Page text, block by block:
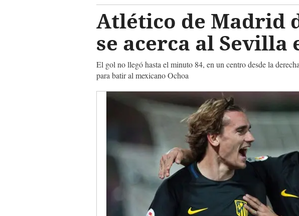
Atlético de Madrid
se acerca al Sevilla
El gol no llegó hasta el minuto 84, en un centro desde la
para batir al mexicano Ochoa